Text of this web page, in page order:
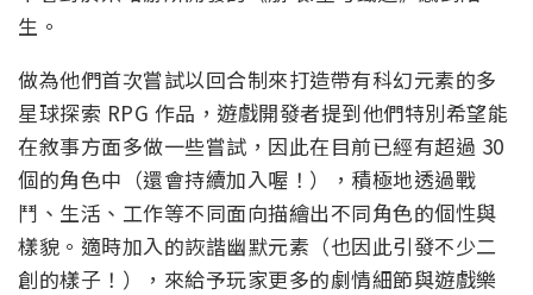
生。
做為他們首次嘗試以回合制來打造帶有科幻元素的多
星球探索 RPG 作品，遊戲開發者提到他們特別希望能
在敘事方面多做一些嘗試，因此在目前已經有超過 30
個的角色中（還會持續加入喔！），積極地透過戰
鬥、生活、工作等不同面向描繪出不同角色的個性與
樣貌。適時加入的詼諧幽默元素（也因此引發不少二
創的樣子！），來給予玩家更多的劇情細節與遊戲樂